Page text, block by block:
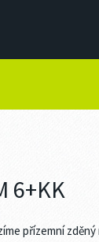
6+KK
přízemní